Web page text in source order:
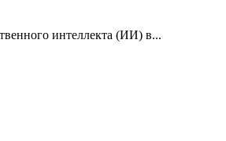
интеллекта (ИИ) в...